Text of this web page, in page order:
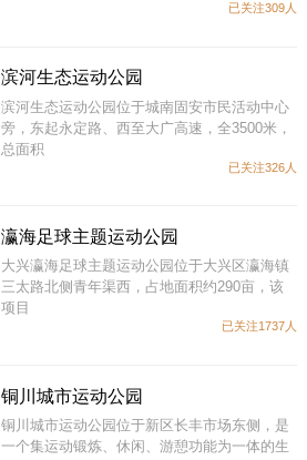
已关注309人
滨河生态运动公园
滨河生态运动公园位于城南固安市民活动中心
旁，东起永定路、西至大广高速，全3500米，
总面积
已关注326人
瀛海足球主题运动公园
大兴瀛海足球主题运动公园位于大兴区瀛海镇
三太路北侧青年渠西，占地面积约290亩，该
项目
已关注1737人
铜川城市运动公园
铜川城市运动公园位于新区长丰市场东侧，是
一个集运动锻炼、休闲、游憩功能为一体的生